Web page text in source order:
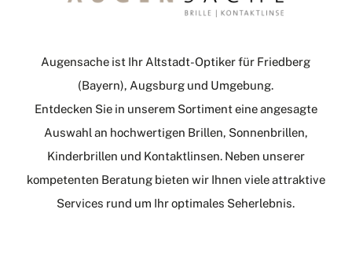
Augensache ist Ihr Altstadt-Optiker für Friedberg
(Bayern), Augsburg und Umgebung.
Entdecken Sie in unserem Sortiment eine angesagte
Auswahl an hochwertigen Brillen, Sonnenbrillen,
Kinderbrillen und Kontaktlinsen. Neben unserer
kompetenten Beratung bieten wir Ihnen viele attraktive
Services rund um Ihr optimales Seherlebnis.